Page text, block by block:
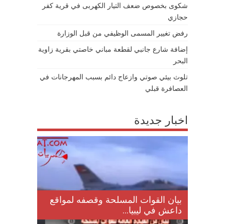
شكوى بخصوص ضعف التيار الكهربى في قرية كفر
حجازي
رفض تغيير المسمى الوظيفي من قبل الوزارة
إضافة شارع جانبي لقطعة مباني خاصتي بقرية زاوية
البحر
تلوث بيئي صوتي وازعاج دائم بسبب المهرجانات في
العصافرة قبلي
اخبار جديدة
بيان القوات المسلحة وقصفه لمواقع
داعش في ليبيا...